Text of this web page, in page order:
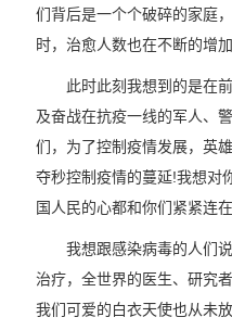
们背后是一个个破碎的家庭
时，治愈人数也在不断的增
此时此刻我想到的是在前
及奋战在抗疫一线的军人、
们，为了控制疫情发展，英
夺秒控制疫情的蔓延!我想对
国人民的心都和你们紧紧连
我想跟感染病毒的人们说
治疗，全世界的医生、研究
我们可爱的白衣天使也从未